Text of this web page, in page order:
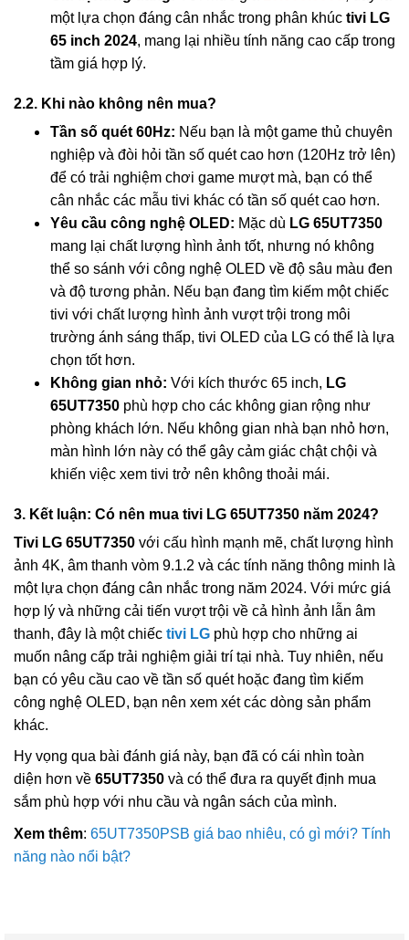
một lựa chọn đáng cân nhắc trong phân khúc tivi LG
65 inch 2024, mang lại nhiều tính năng cao cấp trong
tầm giá hợp lý.
2.2. Khi nào không nên mua?
Tần số quét 60Hz: Nếu bạn là một game thủ chuyên
nghiệp và đòi hỏi tần số quét cao hơn (120Hz trở lên)
để có trải nghiệm chơi game mượt mà, bạn có thể
cân nhắc các mẫu tivi khác có tần số quét cao hơn.
Yêu cầu công nghệ OLED: Mặc dù LG 65UT7350
mang lại chất lượng hình ảnh tốt, nhưng nó không
thể so sánh với công nghệ OLED về độ sâu màu đen
và độ tương phản. Nếu bạn đang tìm kiếm một chiếc
tivi với chất lượng hình ảnh vượt trội trong môi
trường ánh sáng thấp, tivi OLED của LG có thể là lựa
chọn tốt hơn.
Không gian nhỏ: Với kích thước 65 inch, LG
65UT7350 phù hợp cho các không gian rộng như
phòng khách lớn. Nếu không gian nhà bạn nhỏ hơn,
màn hình lớn này có thể gây cảm giác chật chội và
khiến việc xem tivi trở nên không thoải mái.
3. Kết luận: Có nên mua tivi LG 65UT7350 năm 2024?
Tivi LG 65UT7350 với cấu hình mạnh mẽ, chất lượng hình
ảnh 4K, âm thanh vòm 9.1.2 và các tính năng thông minh là
một lựa chọn đáng cân nhắc trong năm 2024. Với mức giá
hợp lý và những cải tiến vượt trội về cả hình ảnh lẫn âm
thanh, đây là một chiếc tivi LG phù hợp cho những ai
muốn nâng cấp trải nghiệm giải trí tại nhà. Tuy nhiên, nếu
bạn có yêu cầu cao về tần số quét hoặc đang tìm kiếm
công nghệ OLED, bạn nên xem xét các dòng sản phẩm
khác.
Hy vọng qua bài đánh giá này, bạn đã có cái nhìn toàn
diện hơn về 65UT7350 và có thể đưa ra quyết định mua
sắm phù hợp với nhu cầu và ngân sách của mình.
Xem thêm: 65UT7350PSB giá bao nhiêu, có gì mới? Tính
năng nào nổi bật?